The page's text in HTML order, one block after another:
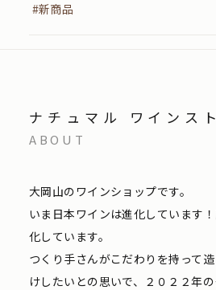
#新商品
ナチュマル ワインス
ABOUT
大岡山のワインショップです。
いま日本ワインは進化しています
化しています。
つくり手さんがこだわりを持って
けしたいとの思いで、２０２２年